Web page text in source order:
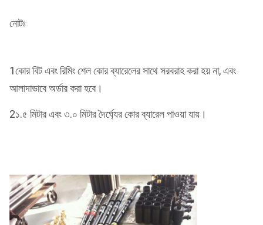
নোটঃ
1কোর বিট এবং রিমিং শেল কোর ব্যারেলের সাথে সরবরাহ করা হয় না, এবং
আলাদাভাবে অর্ডার করা হবে।
2১.৫ মিটার এবং ৩.০ মিটার দৈর্ঘ্যের কোর ব্যারেল পাওয়া যায়।